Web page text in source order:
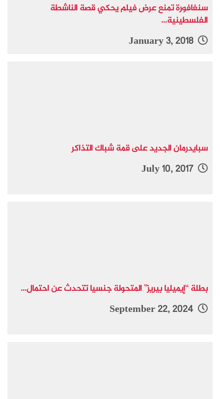
سنغافورة تمنع عرض فيلم يحكي قصة الناشطة
الفلسطينية...
January 3, 2018
سبايدرمان الجديد على قمة شباك التذاكر
July 10, 2017
بطلة “إيميليا بيريز” المتحولة جنسيا تتحدث عن احتمال...